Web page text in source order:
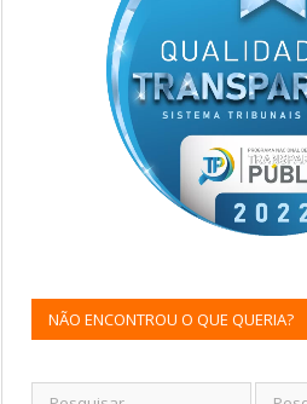
NÃO ENCONTROU O QUE QUERIA?